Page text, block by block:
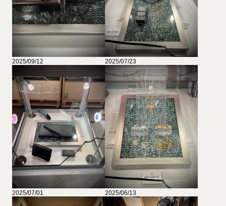
2025/09/12 2025/07/23
2025/07/01 2025/06/13